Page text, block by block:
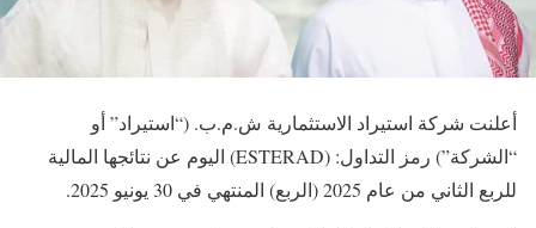
أعلنت شركة استيراد الاستثمارية ش.م.ب. (“استيراد” أو
“الشركة”) رمز التداول: (ESTERAD) اليوم عن نتائجها المالية
للربع الثاني من عام ‎2025 (الربع) المنتهي في ‎30 يونيو 2025.